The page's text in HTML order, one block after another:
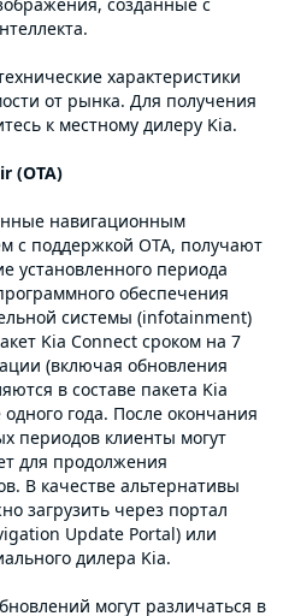
характеристики
от рынка. Для получения
к местному дилеру Kia.
(OTA)
навигационным
с поддержкой OTA, получают
установленного периода
обеспечения
системы (infotainment)
Kia Connect сроком на 7
(включая обновления
в составе пакета Kia
года. После окончания
периодов клиенты могут
для продолжения
В качестве альтернативы
загрузить через портал
Update Portal) или
дилера Kia.
могут различаться в